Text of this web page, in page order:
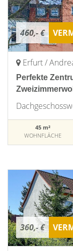
460,- €
Erfurt /
Perfekte
45 m²
WOHNFLÄCHE
360,- €